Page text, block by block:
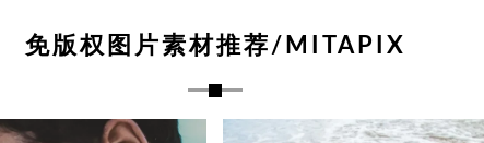
免版权图片素材推荐/MITAPIX